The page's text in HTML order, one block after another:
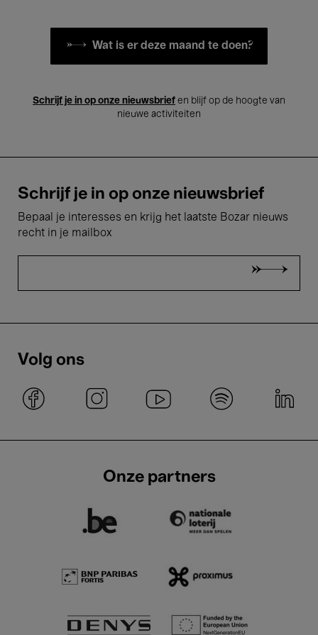
Wat is er deze maand te doen?
Schrijf je in op onze nieuwsbrief en blijf op de hoogte van
nieuwe activiteiten
Schrijf je in op onze nieuwsbrief
Bepaal je interesses en krijg het laatste Bozar nieuws
recht in je mailbox
Volg ons
Onze partners